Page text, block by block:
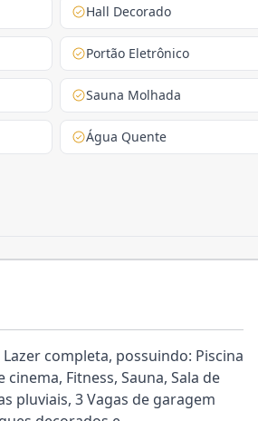
Hall Decorado
Portão Eletrônico
Sauna Molhada
Água Quente
completa, possuindo: Piscina
Fitness, Sauna, Sala de
pluviais, 3 Vagas de garagem